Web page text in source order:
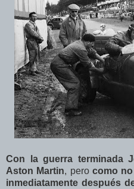
Con la guerra terminada
Aston Martin, pero como
inmediatamente después